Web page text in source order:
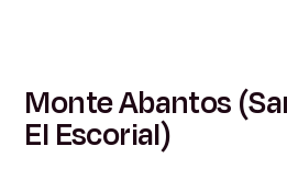
Monte Abantos
El Escorial)